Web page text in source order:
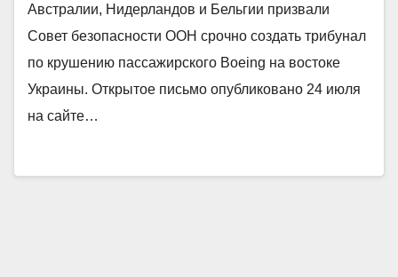
Австралии, Нидерландов и Бельгии призвали
Совет безопасности ООН срочно создать трибунал
по крушению пассажирского Boeing на востоке
Украины. Открытое письмо опубликовано 24 июля
на сайте…